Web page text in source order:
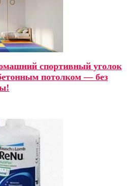
спортивный уголок
потолком — без